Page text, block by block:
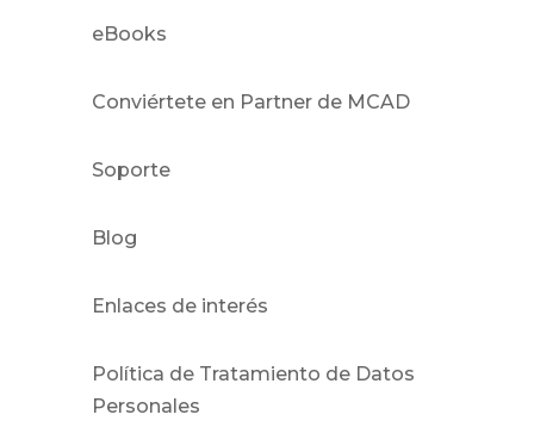
eBooks
Conviértete en Partner de MCAD
Soporte
Blog
Enlaces de interés
Política de Tratamiento de Datos
Personales